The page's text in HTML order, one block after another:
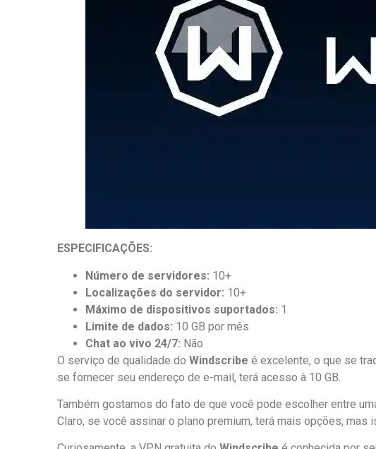
ESPECIFICAÇÕES:
Número de servidores: 10+
Localizações do servidor: 10+
Máximo de dispositivos suportados: 1
Limite de dados: 10 GB por mês
Chat ao vivo 24/7: Não
O serviço de qualidade do Windscribe é excelente, o que se
se fornecer seu endereço de e-mail, terá acesso à 10 GB.
Também gostamos do fato de que você pode escolher entre
Claro, se você assinar o plano premium, terá mais opções, mas